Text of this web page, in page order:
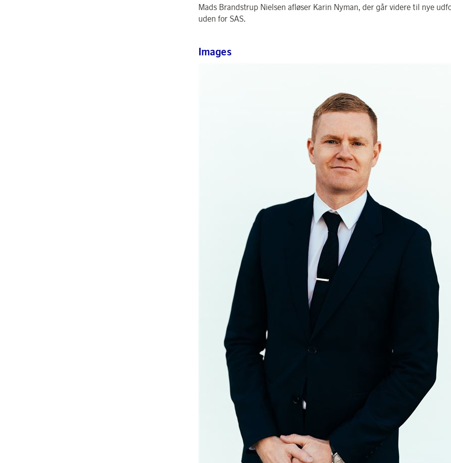
Mads Brandstrup Nielsen afløser Karin Nyman, der går videre til nye
uden for SAS.
Images